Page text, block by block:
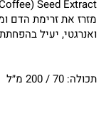
מזרז את זרימת הדם
ואנרגטי, יעיל
תכולה: 70 / 200 מ״ל